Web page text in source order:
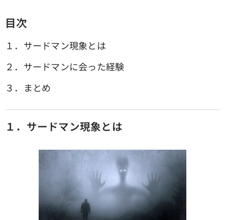
目次
１．サードマン現象とは
２．サードマンに会った経験
３．まとめ
１．サードマン現象とは